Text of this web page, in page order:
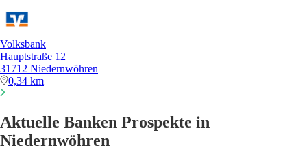
Volksbank
Hauptstraße 12
31712 Niedernwöhren
0,34 km
Aktuelle Banken Prospekte in
Niedernwöhren